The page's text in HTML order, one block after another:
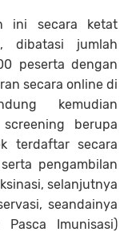
ini secara ketat
dibatasi jumlah
peserta dengan
secara online di
kemudian
berupa
terdaftar secara
pengambilan
selanjutnya
seandainya
Imunisasi)